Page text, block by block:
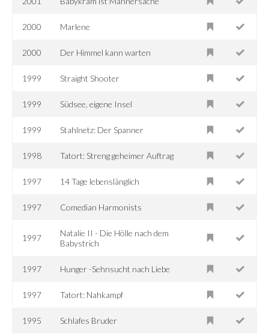
2000 Marlene
2000 Der Himmel kann warten
1999 Straight Shooter
1999 Südsee, eigene Insel
1999 Stahlnetz: Der Spanner
1998 Tatort: Streng geheimer Auftrag
1997 14 Tage lebenslänglich
1997 Comedian Harmonists
1997
Natalie II - Die Hölle nach dem
Babystrich
1997 Hunger -Sehnsucht nach Liebe
1997 Tatort: Nahkampf
1995 Schlafes Bruder